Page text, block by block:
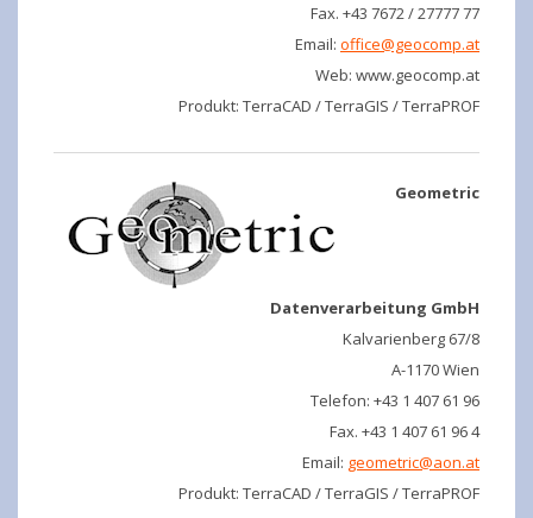
Fax. +43 7672 / 27777 77
Email: office@geocomp.at
Web: www.geocomp.at
Produkt: TerraCAD / TerraGIS / TerraPROF
Geometric
Datenverarbeitung GmbH
Kalvarienberg 67/8
A-1170 Wien
Telefon: +43 1 407 61 96
Fax. +43 1 407 61 96 4
Email: geometric@aon.at
Produkt: TerraCAD / TerraGIS / TerraPROF